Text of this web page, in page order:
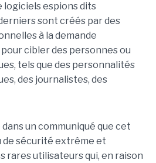
logiciels espions dits
sont créés par des
à la demande
cibler des personnes ou
tels que des personnalités
des journalistes, des
un communiqué que cet
de sécurité extrême et
rares utilisateurs qui, en raison